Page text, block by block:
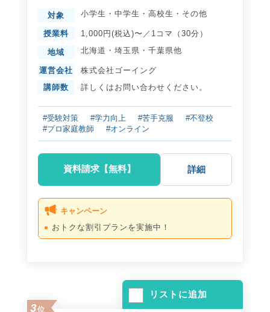
対象 小学生 ・ 中学生 ・ 高校生 ・ その他
授業料 1,000円(税込)〜／1コマ（30分）
地域 北海道 ・ 埼玉県 ・ 千葉県他
運営会社
株式会社ゴーイング
講師数
詳しくはお問い合わせください。
#受験対策 #学力向上 #苦手克服
#不登校
#プロ家庭教師
#オンライン
資料請求【無料】 詳細
キャンペーン
おトクな割引プランを実施中！
リストに追加
3位